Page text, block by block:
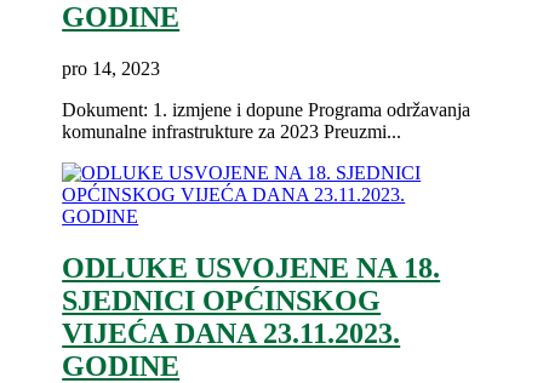
GODINE
pro 14, 2023
Dokument: 1. izmjene i dopune Programa održavanja
komunalne infrastrukture za 2023 Preuzmi...
ODLUKE USVOJENE NA 18.
SJEDNICI OPĆINSKOG
VIJEĆA DANA 23.11.2023.
GODINE